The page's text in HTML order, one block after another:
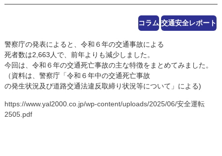
コラム 交通安全レポート
警察庁の発表によると、令和６年の交通事故による
死者数は2,663人で、前年よりも減少しました。
今回は、令和６年の交通死亡事故の主な特徴をまとめてみました。
（資料は、警察庁「令和６年中の交通死亡事故
の発生状況及び道路交通法違反取締り状況等について」による)
https://www.yal2000.co.jp/wp-content/uploads/2025/06/安全運転
2505.pdf